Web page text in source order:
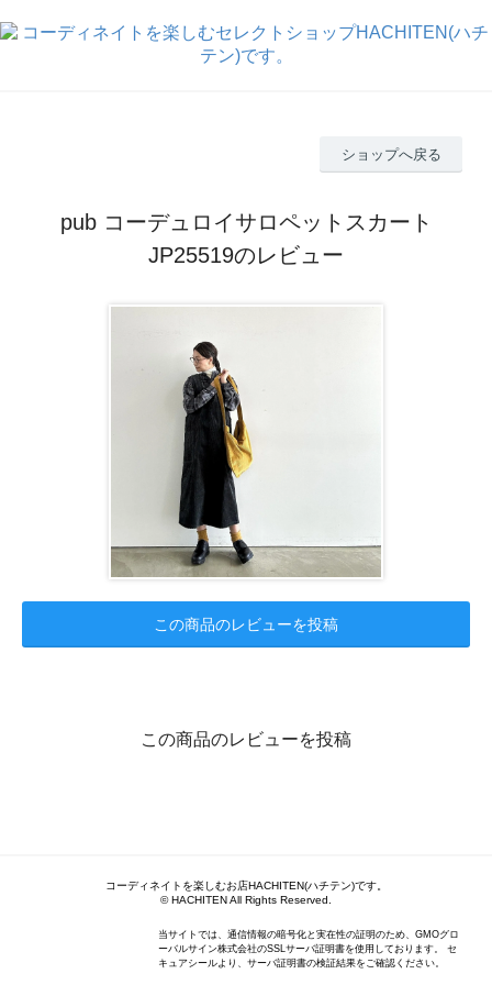
ショップへ戻る
pub コーデュロイサロペットスカート
JP25519のレビュー
この商品のレビューを投稿
この商品のレビューを投稿
コーディネイトを楽しむお店HACHITEN(ハチテン)です。
© HACHITEN All Rights Reserved.
当サイトでは、通信情報の暗号化と実在性の証明のため、GMOグロ
ーバルサイン株式会社のSSLサーバ証明書を使用しております。 セ
キュアシールより、サーバ証明書の検証結果をご確認ください。